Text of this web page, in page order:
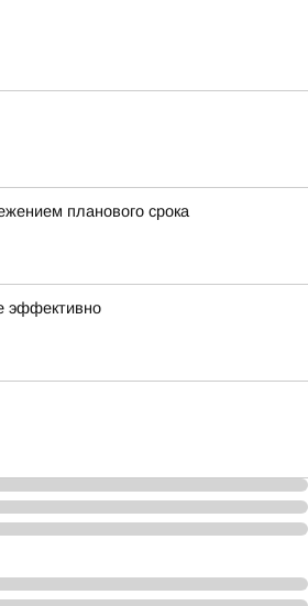
планового срока
эффективно